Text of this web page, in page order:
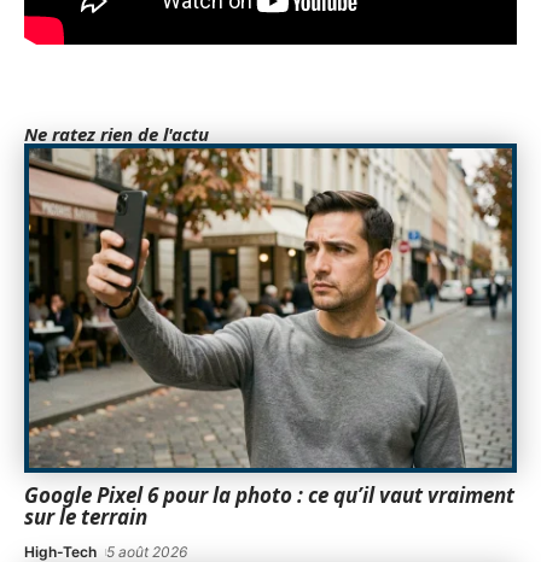
Ne ratez rien de l'actu
Google Pixel 6 pour la photo : ce qu’il vaut vraiment
sur le terrain
High-Tech 5 août 2026